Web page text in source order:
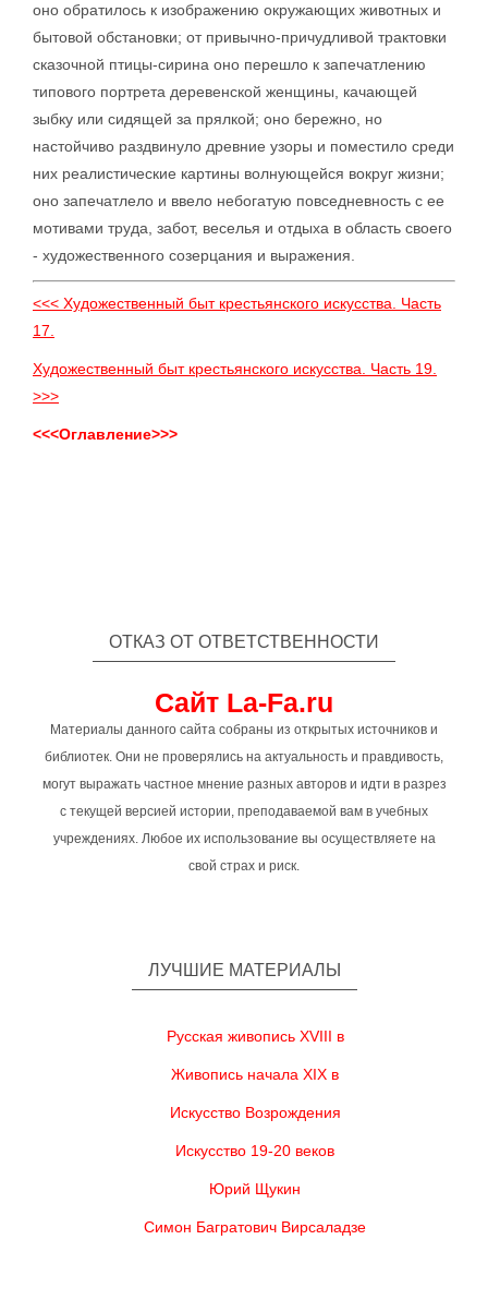
оно обратилось к изображению окружающих животных и
бытовой обстановки; от привычно-причудливой трактовки
сказочной птицы-сирина оно перешло к запечатлению
типового портрета деревенской женщины, качающей
зыбку или сидящей за прялкой; оно бережно, но
настойчиво раздвинуло древние узоры и поместило среди
них реалистические картины волнующейся вокруг жизни;
оно запечатлело и ввело небогатую повседневность с ее
мотивами труда, забот, веселья и отдыха в область своего
- художественного созерцания и выражения.
<<< Художественный быт крестьянского искусства. Часть
17.
Художественный быт крестьянского искусства. Часть 19.
>>>
<<<Оглавление>>>
ОТКАЗ ОТ ОТВЕТСТВЕННОСТИ
Сайт La-Fa.ru
Материалы данного сайта собраны из открытых источников и
библиотек. Они не проверялись на актуальность и правдивость,
могут выражать частное мнение разных авторов и идти в разрез
с текущей версией истории, преподаваемой вам в учебных
учреждениях. Любое их использование вы осуществляете на
свой страх и риск.
ЛУЧШИЕ МАТЕРИАЛЫ
Русская живопись XVIII в
Живопись начала XIX в
Искусство Возрождения
Искусство 19-20 веков
Юрий Щукин
Симон Багратович Вирсаладзе